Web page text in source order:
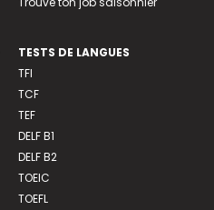
TESTS DE LANGUES
TFI
TCF
TEF
DELF B1
DELF B2
TOEIC
TOEFL